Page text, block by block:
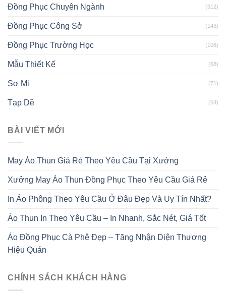
Đồng Phục Chuyên Ngành (312)
Đồng Phục Công Sở (143)
Đồng Phục Trường Học (108)
Mẫu Thiết Kế (68)
Sơ Mi (71)
Tạp Dề (64)
BÀI VIẾT MỚI
May Áo Thun Giá Rẻ Theo Yêu Cầu Tại Xưởng
Xưởng May Áo Thun Đồng Phục Theo Yêu Cầu Giá Rẻ
In Áo Phông Theo Yêu Cầu Ở Đâu Đẹp Và Uy Tín Nhất?
Áo Thun In Theo Yêu Cầu – In Nhanh, Sắc Nét, Giá Tốt
Áo Đồng Phục Cà Phê Đẹp – Tăng Nhận Diện Thương
Hiệu Quán
CHÍNH SÁCH KHÁCH HÀNG